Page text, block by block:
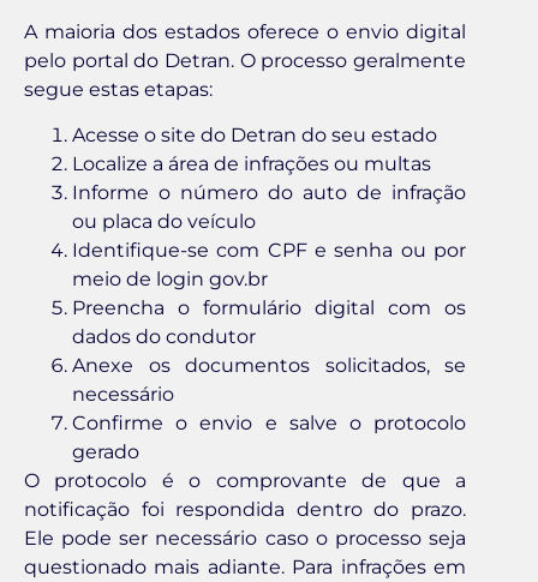
A maioria dos estados oferece o envio digital
pelo portal do Detran. O processo geralmente
segue estas etapas:
Acesse o site do Detran do seu estado
Localize a área de infrações ou multas
Informe o número do auto de infração
ou placa do veículo
Identifique-se com CPF e senha ou por
meio de login gov.br
Preencha o formulário digital com os
dados do condutor
Anexe os documentos solicitados, se
necessário
Confirme o envio e salve o protocolo
gerado
O protocolo é o comprovante de que a
notificação foi respondida dentro do prazo.
Ele pode ser necessário caso o processo seja
questionado mais adiante. Para infrações em